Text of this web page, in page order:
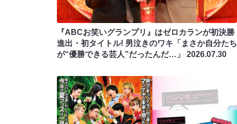
『ABCお笑いグランプリ』はゼロカランが初決勝
進出・初タイトル! 男泣きのワキ「まさか自分たち
が“優勝できる芸人”だったんだ…」 2026.07.30